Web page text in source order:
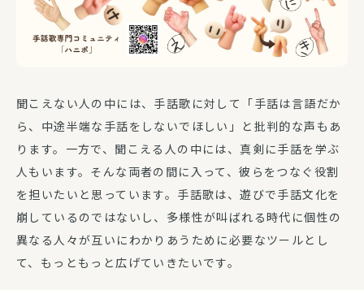
聞こえない人の中には、手話歌に対して「手話は言語だか
ら、中途半端な手話をしないでほしい」と批判的な声もあ
ります。一方で、聞こえる人の中には、真剣に手話を学ぶ
人もいます。そんな両者の間に入って、彼らをつなぐ役割
を担いたいと思っています。手話歌は、遊びで手話文化を
崩しているのではないし、多様性が叫ばれる時代に個性の
異なる人々が互いにわかりあうために必要なツールとし
て、もっともっと広げていきたいです。